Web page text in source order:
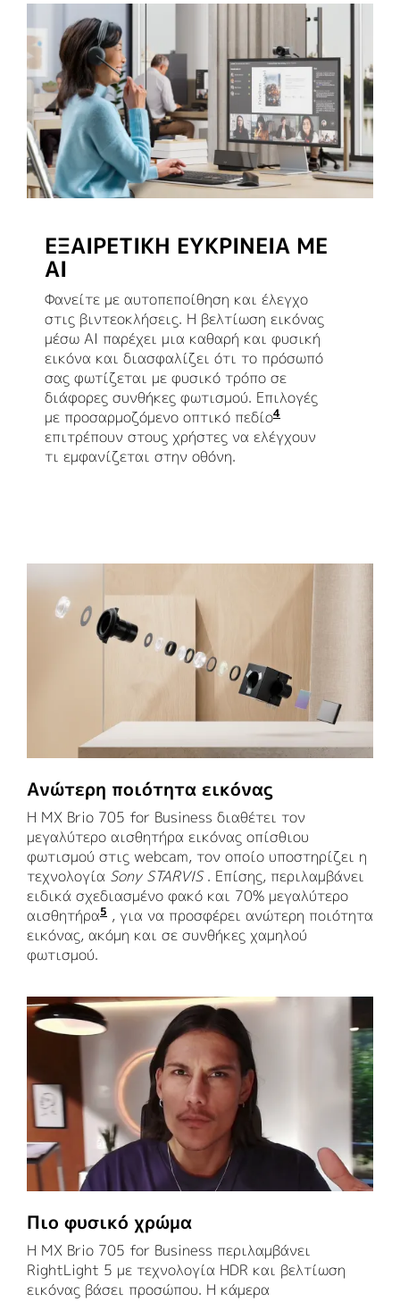
ΕΞΑΙΡΕΤΙΚΉ ΕΥΚΡΊΝΕΙΑ ΜΕ
AI
Φανείτε με αυτοπεποίθηση και έλεγχο
στις βιντεοκλήσεις. Η βελτίωση εικόνας
μέσω AI παρέχει μια καθαρή και φυσική
εικόνα και διασφαλίζει ότι το πρόσωπό
σας φωτίζεται με φυσικό τρόπο σε
διάφορες συνθήκες φωτισμού. Επιλογές
με προσαρμοζόμενο οπτικό πεδίο4
επιτρέπουν στους χρήστες να ελέγχουν
τι εμφανίζεται στην οθόνη.
Ανώτερη ποιότητα εικόνας
Η MX Brio 705 for Business διαθέτει τον
μεγαλύτερο αισθητήρα εικόνας οπίσθιου
φωτισμού στις webcam, τον οποίο υποστηρίζει η
τεχνολογία Sony STARVIS. Επίσης, περιλαμβάνει
ειδικά σχεδιασμένο φακό και 70% μεγαλύτερο
αισθητήρα5 σε σύγκριση με τον Logitech Brio
, για να προσφέρει ανώτερη ποιότητα
εικόνας, ακόμη και σε συνθήκες χαμηλού
φωτισμού.
Πιο φυσικό χρώμα
Η MX Brio 705 for Business περιλαμβάνει
RightLight 5 με τεχνολογία HDR και βελτίωση
εικόνας βάσει προσώπου. Η κάμερα